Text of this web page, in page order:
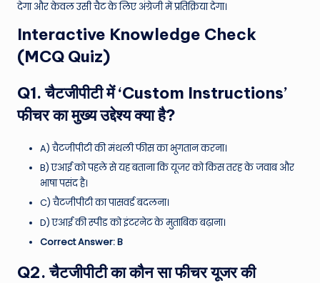
देगा और केवल उसी चैट के लिए अंग्रेजी में प्रतिक्रिया देगा।
Interactive Knowledge Check
(MCQ Quiz)
Q1. चैटजीपीटी में ‘Custom Instructions’
फीचर का मुख्य उद्देश्य क्या है?
A) चैटजीपीटी की मंथली फीस का भुगतान करना।
B) एआई को पहले से यह बताना कि यूजर को किस तरह के जवाब और
भाषा पसंद है।
C) चैटजीपीटी का पासवर्ड बदलना।
D) एआई की स्पीड को इंटरनेट के मुताबिक बढ़ाना।
Correct Answer: B
Q2. चैटजीपीटी का कौन सा फीचर यूजर की